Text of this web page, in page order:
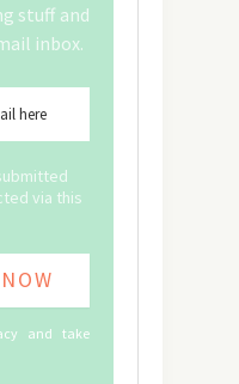
stuff and
inbox.
via this
and take